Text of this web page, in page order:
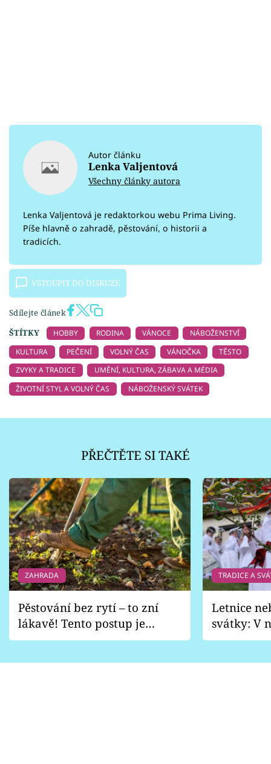
Autor článku
Lenka Valjentová
Všechny články autora
Lenka Valjentová je redaktorkou webu Prima Living.
Píše hlavně o zahradě, pěstování, o historii a
tradicích.
VSTOUPIT DO DISKUZE
Sdílejte článek
ŠTÍTKY
HOBBY RODINA VÁNOCE
NÁBOŽENSTVÍ
KULTURA
PEČENÍ VOLNÝ ČAS VÁNOČKA
TĚSTO
ZVYKY A TRADICE
UMĚNÍ, KULTURA, ZÁBAVA A MÉDIA
ŽIVOTNÍ STYL A VOLNÝ ČAS
NÁBOŽENSKÝ SVÁTEK
PŘEČTĚTE SI TAKÉ
ZAHRADA
Pěstování bez rytí – to zní
lákavě! Tento postup je
vhodný jen pro některé
TRADICE A
Letnice
svátky: V
pondělí